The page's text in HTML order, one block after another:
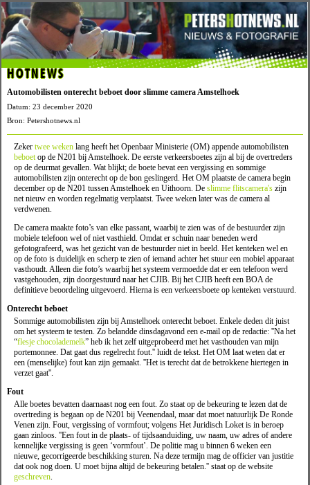
HOTNEWS
Automobilisten onterecht beboet door slimme camera Amstelhoek
Datum: 23 december 2020
Bron: Petershotnews.nl
Zeker twee weken lang heeft het Openbaar Ministerie (OM) appende automobilisten
beboetop de N201 bij Amstelhoek. De eerste verkeersboetes zijn al bij de overtreders
op de deurmat gevallen. Wat blijkt; de boete bevat een vergissing en sommige
automobilisten zijn onterecht op de bon geslingerd. Het OM plaatste de camera begin
december op de N201 tussen Amstelhoek en Uithoorn. De slimme flitscamera's zijn
net nieuw en worden regelmatig verplaatst. Twee weken later was de camera al
verdwenen.
De camera maakte foto’s van elke passant, waarbij te zien was of de bestuurder zijn
mobiele telefoon wel of niet vasthield. Omdat er schuin naar beneden werd
gefotografeerd, was het gezicht van de bestuurder niet in beeld. Het kenteken wel en
op de foto is duidelijk en scherp te zien of iemand achter het stuur een mobiel apparaat
vasthoudt. Alleen die foto’s waarbij het systeem vermoedde dat er een telefoon werd
vastgehouden, zijn doorgestuurd naar het CJIB. Bij het CJIB heeft een BOA de
definitieve beoordeling uitgevoerd. Hierna is een verkeersboete op kenteken verstuurd.
Onterecht beboet
Sommige automobilisten zijn bij Amstelhoek onterecht beboet. Enkele deden dit juist
om het systeem te testen. Zo belandde dinsdagavond een e-mail op de redactie: ''Na het
“flesje chocolademelk” heb ik het zelf uitgeprobeerd met het vasthouden van mijn
portemonnee. Dat gaat dus regelrecht fout.'' luidt de tekst. Het OM laat weten dat er
een (menselijke) fout kan zijn gemaakt. ''Het is terecht dat de betrokkene hiertegen in
verzet gaat''.
Fout
Alle boetes bevatten daarnaast nog een fout. Zo staat op de bekeuring te lezen dat de
overtreding is begaan op de N201 bij Veenendaal, maar dat moet natuurlijk De Ronde
Venen zijn. Fout, vergissing of vormfout; volgens Het Juridisch Loket is in beroep
gaan zinloos. ''Een fout in de plaats- of tijdsaanduiding, uw naam, uw adres of andere
kennelijke vergissing is geen ‘vormfout’. De politie mag u binnen 6 weken een
nieuwe, gecorrigeerde beschikking sturen. Na deze termijn mag de officier van justitie
dat ook nog doen. U moet bijna altijd de bekeuring betalen.'' staat op de website
geschreven.